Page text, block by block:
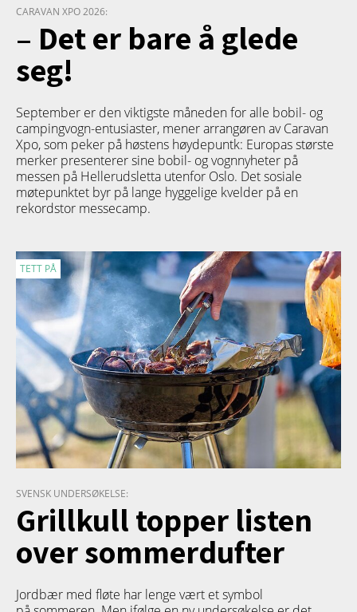
CARAVAN XPO 2026:
– Det er bare å glede
seg!
September er den viktigste måneden for alle bobil- og
campingvogn-entusiaster, mener arrangøren av Caravan
Xpo, som peker på høstens høydepuntk: Europas største
merker presenterer sine bobil- og vognnyheter på
messen på Hellerudsletta utenfor Oslo. Det sosiale
møtepunktet byr på lange hyggelige kvelder på en
rekordstor messecamp.
TETT PÅ
SVENSK UNDERSØKELSE:
Grillkull topper listen
over sommerdufter
Jordbær med fløte har lenge vært et symbol